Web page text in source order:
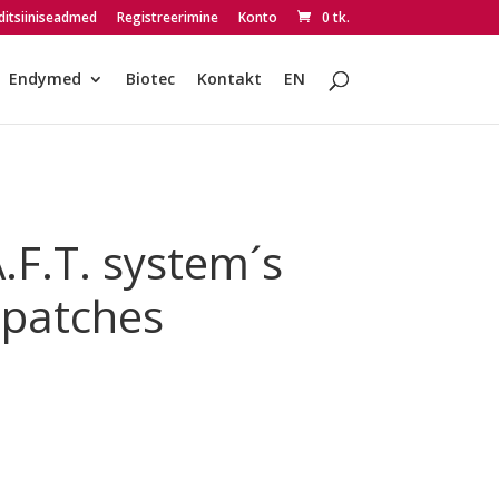
Registreerimine Konto 0 tk.
Endymed Biotec Kontakt EN
system´s